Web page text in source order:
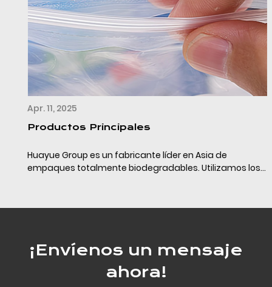
Apr. 11, 2025
Productos Principales
Huayue Group es un fabricante líder en Asia de
empaques totalmente biodegradables. Utilizamos los
la tecn...
¡Envíenos un mensaje
ahora!